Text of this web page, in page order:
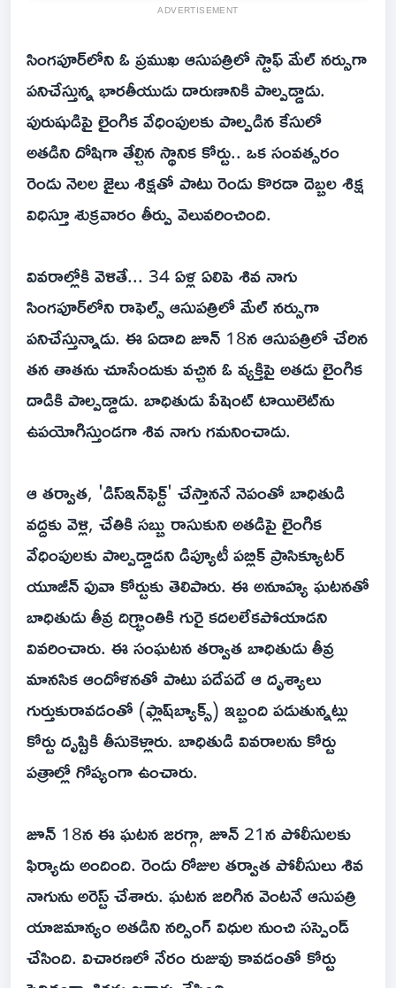
ADVERTISEMENT
సింగపూర్‌లోని ఓ ప్రముఖ ఆసుపత్రిలో స్టాఫ్ మేల్ నర్సుగా
పనిచేస్తున్న భారతీయుడు దారుణానికి పాల్పడ్డాడు.
పురుషుడిపై లైంగిక వేధింపులకు పాల్పడిన కేసులో
అతడిని దోషిగా తేల్చిన స్థానిక కోర్టు.. ఒక సంవత్సరం
రెండు నెలల జైలు శిక్షతో పాటు రెండు కొరడా దెబ్బల శిక్ష‌
విధిస్తూ శుక్రవారం తీర్పు వెలువరించింది.
వివరాల్లోకి వెళితే... 34 ఏళ్ల ఏలిపె శివ నాగు
సింగపూర్‌లోని రాఫెల్స్ ఆసుపత్రిలో మేల్ నర్సుగా
పనిచేస్తున్నాడు. ఈ ఏడాది జూన్ 18న ఆసుపత్రిలో చేరిన
తన తాతను చూసేందుకు వచ్చిన ఓ వ్యక్తిపై అతడు లైంగిక
దాడికి పాల్పడ్డాడు. బాధితుడు పేషెంట్ టాయిలెట్‌ను
ఉపయోగిస్తుండగా శివ నాగు గమనించాడు.
ఆ తర్వాత, 'డిస్‌ఇన్‌ఫెక్ట్' చేస్తాననే నెపంతో బాధితుడి
వద్దకు వెళ్లి, చేతికి సబ్బు రాసుకుని అతడిపై లైంగిక
వేధింపులకు పాల్పడ్డాడని డిప్యూటీ పబ్లిక్ ప్రాసిక్యూటర్
యూజీన్ ఫువా కోర్టుకు తెలిపారు. ఈ అనూహ్య ఘటనతో
బాధితుడు తీవ్ర దిగ్భ్రాంతికి గురై కదలలేకపోయాడని
వివరించారు. ఈ సంఘటన తర్వాత బాధితుడు తీవ్ర
మానసిక ఆందోళనతో పాటు పదేపదే ఆ దృశ్యాలు
గుర్తుకురావడంతో (ఫ్లాష్‌బ్యాక్స్) ఇబ్బంది పడుతున్నట్లు
కోర్టు దృష్టికి తీసుకెళ్లారు. బాధితుడి వివరాలను కోర్టు
పత్రాల్లో గోప్యంగా ఉంచారు.
జూన్ 18న ఈ ఘటన జరగ్గా, జూన్ 21న పోలీసులకు
ఫిర్యాదు అందింది. రెండు రోజుల తర్వాత పోలీసులు శివ
నాగును అరెస్ట్ చేశారు. ఘటన జరిగిన వెంటనే ఆసుపత్రి
యాజమాన్యం అతడిని నర్సింగ్ విధుల నుంచి సస్పెండ్
చేసింది. విచారణలో నేరం రుజువు కావడంతో కోర్టు